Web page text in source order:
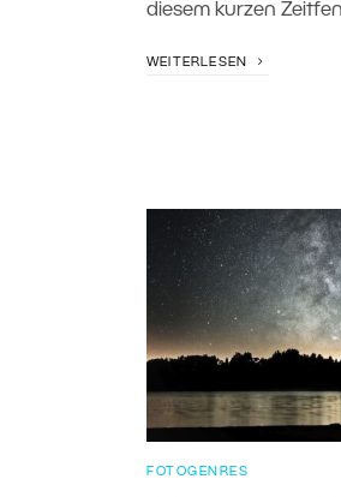
diesem kurzen
WEITERLESEN
FOTOGENRES